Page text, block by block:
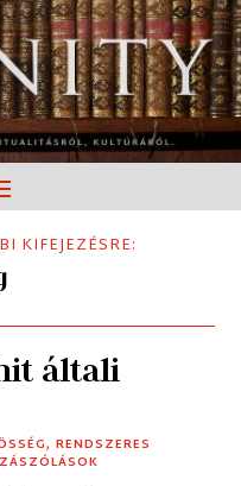
KIFEJEZÉSRE:
általi
,RENDSZERES